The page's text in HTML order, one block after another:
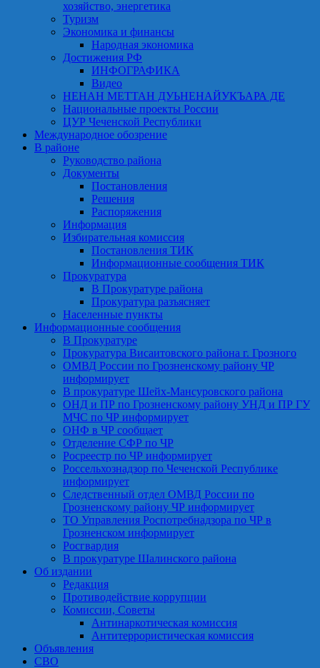
хозяйство, энергетика
Туризм
Экономика и финансы
Народная экономика
Достижения РФ
ИНФОГРАФИКА
Видео
НЕНАН МЕТТАН ДУЬНЕНАЙУКЪАРА ДЕ
Национальные проекты России
ЦУР Чеченской Республики
Международное обозрение
В районе
Руководство района
Документы
Постановления
Решения
Распоряжения
Информация
Избирательная комиссия
Постановления ТИК
Информационные сообщения ТИК
Прокуратура
В Прокуратуре района
Прокуратура разъясняет
Населенные пункты
Информационные сообщения
В Прокуратуре
Прокуратура Висаитовского района г. Грозного
ОМВД России по Грозненскому району ЧР
информирует
В прокуратуре Шейх-Мансуровского района
ОНД и ПР по Грозненскому району УНД и ПР ГУ
МЧС по ЧР информирует
ОНФ в ЧР сообщает
Отделение СФР по ЧР
Росреестр по ЧР информирует
Россельхознадзор по Чеченской Республике
информирует
Следственный отдел ОМВД России по
Грозненскому району ЧР информирует
ТО Управления Роспотребнадзора по ЧР в
Грозненском информирует
Росгвардия
В прокуратуре Шалинского района
Об издании
Редакция
Противодействие коррупции
Комиссии, Советы
Антинаркотическая комиссия
Антитеррористическая комиссия
Объявления
СВО